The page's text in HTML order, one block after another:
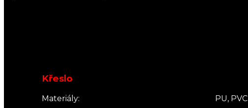
Křeslo
Materiály: PU, PVC